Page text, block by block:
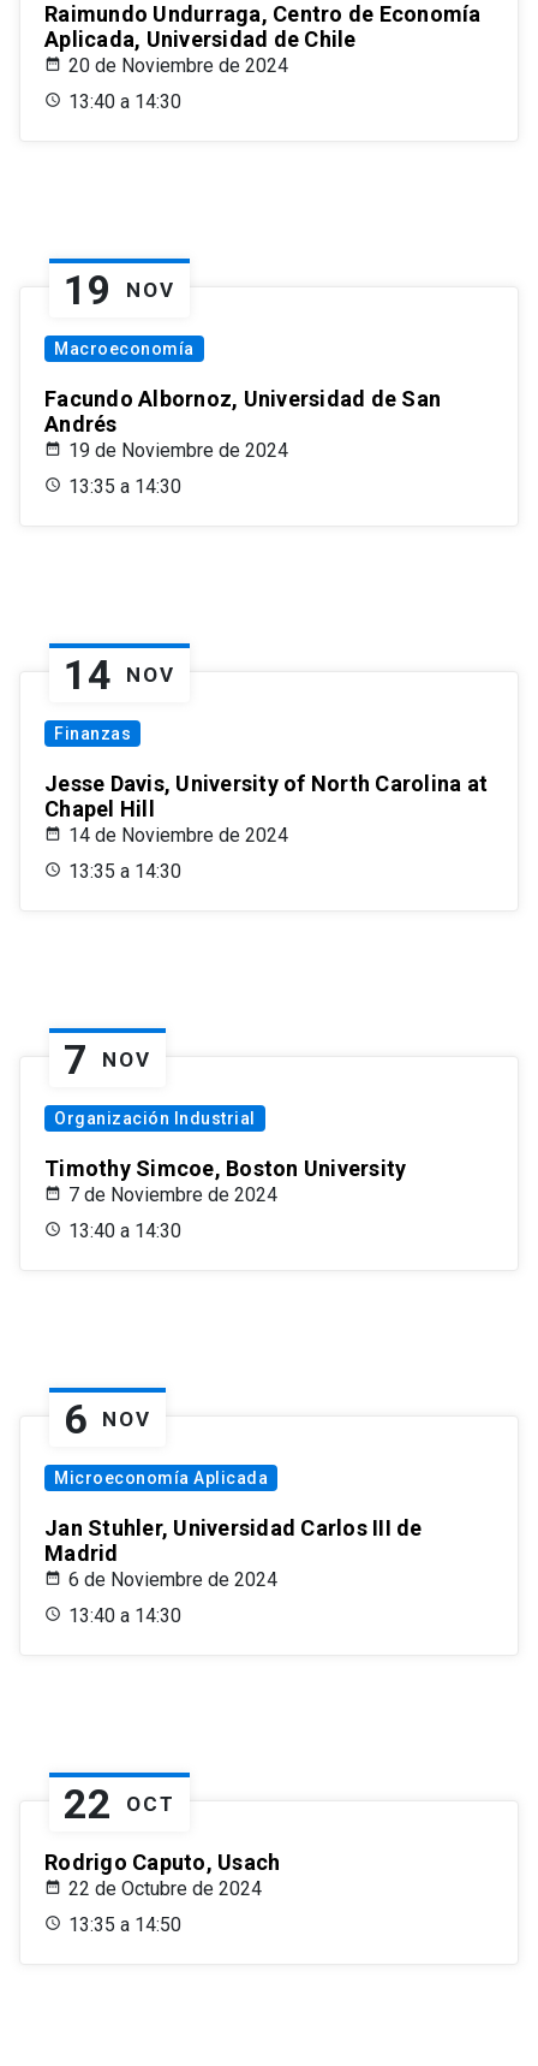
Raimundo Undurraga, Centro de Economía
Aplicada, Universidad de Chile
20 de Noviembre de 2024
13:40 a 14:30
19 NOV
Macroeconomía
Facundo Albornoz, Universidad de San
Andrés
19 de Noviembre de 2024
13:35 a 14:30
14 NOV
Finanzas
Jesse Davis, University of North Carolina at
Chapel Hill
14 de Noviembre de 2024
13:35 a 14:30
7 NOV
Organización Industrial
Timothy Simcoe, Boston University
7 de Noviembre de 2024
13:40 a 14:30
6 NOV
Microeconomía Aplicada
Jan Stuhler, Universidad Carlos III de
Madrid
6 de Noviembre de 2024
13:40 a 14:30
22 OCT
Rodrigo Caputo, Usach
22 de Octubre de 2024
13:35 a 14:50